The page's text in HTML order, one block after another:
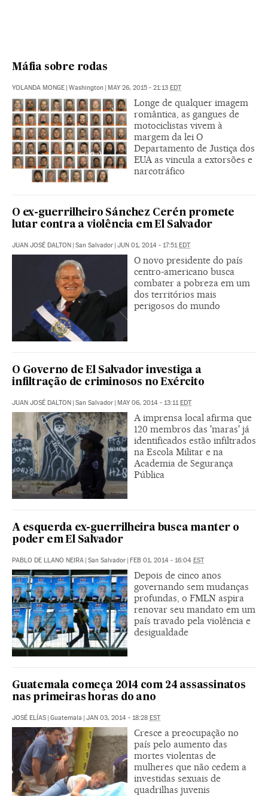
Máfia sobre rodas
YOLANDA MONGE | Washington | MAY 26, 2015 - 21:13 EDT
Longe de qualquer imagem
romântica, as gangues de
motociclistas vivem à
margem da lei O
Departamento de Justiça dos
EUA as vincula a extorsões e
narcotráfico
O ex-guerrilheiro Sánchez Cerén promete
lutar contra a violência em El Salvador
JUAN JOSÉ DALTON | San Salvador | JUN 01, 2014 - 17:51EDT
O novo presidente do país
centro-americano busca
combater a pobreza em um
dos territórios mais
perigosos do mundo
O Governo de El Salvador investiga a
infiltração de criminosos no Exército
JUAN JOSÉ DALTON | San Salvador | MAY 06, 2014 - 13:11EDT
A imprensa local afirma que
120 membros das 'maras' já
identificados estão infiltrados
na Escola Militar e na
Academia de Segurança
Pública
A esquerda ex-guerrilheira busca manter o
poder em El Salvador
PABLO DE LLANO NEIRA | San Salvador | FEB 01, 2014 - 16:04 EST
Depois de cinco anos
governando sem mudanças
profundas, o FMLN aspira
renovar seu mandato em um
país travado pela violência e
desigualdade
Guatemala começa 2014 com 24 assassinatos
nas primeiras horas do ano
JOSÉ ELÍAS | Guatemala | JAN 03, 2014 - 18:28 EST
Cresce a preocupação no
país pelo aumento das
mortes violentas de
mulheres que não cedem a
investidas sexuais de
quadrilhas juvenis